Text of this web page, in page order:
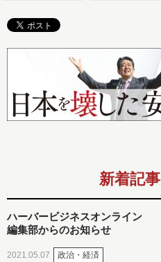
新着記事
ハーバービジネスオンライン
編集部からのお知らせ
2021.05.07 政治・経済